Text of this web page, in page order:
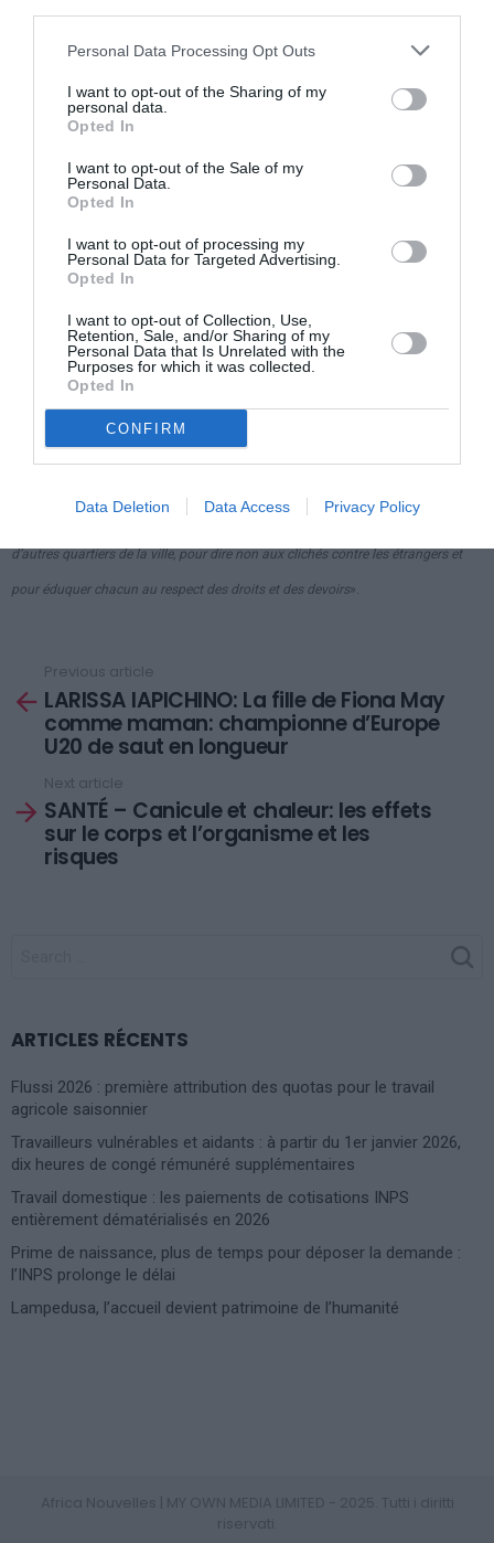
Personal Data Processing Opt Outs
I want to opt-out of the Sharing of my
personal data.
Opted In
I want to opt-out of the Sale of my
Personal Data.
Opted In
I want to opt-out of processing my
Personal Data for Targeted Advertising.
Opted In
I want to opt-out of Collection, Use,
Retention, Sale, and/or Sharing of my
Personal Data that Is Unrelated with the
Purposes for which it was collected.
Opted In
CONFIRM
Data Deletion Data Access Privacy Policy
Les jeunes qui se tournent les pouces toute la
journée, avec une bouteille dans les mains, ne sont
pas une bonne image pour la ville
, a dit Idrissa Gueye,
président de l’Association Sénégalaise.
Le maire Maurizio Rasero, enthousiasmé par
l’initiative, a salué les migrants devant la gare,
ensemble avec la conseillère municipale Mariangela
Cotto, le président du Conseil Municipal Giovanni
Boccia et divers autres conseillers.
des messages très importants à la ville. C’est une initiative à reproduire dans
d’autres quartiers de la ville, pour dire non aux clichés contre les étrangers et
pour éduquer chacun au respect des droits et des devoirs»
more
Previous article
LARISSA IAPICHINO: La fille de Fiona May
comme maman: championne d’Europe
U20 de saut en longueur
Next article
SANTÉ – Canicule et chaleur: les effets
sur le corps et l’organisme et les
risques
ARTICLES RÉCENTS
Flussi 2026 : première attribution des quotas pour le travail
agricole saisonnier
Travailleurs vulnérables et aidants : à partir du 1er janvier 2026,
dix heures de congé rémunéré supplémentaires
Travail domestique : les paiements de cotisations INPS
entièrement dématérialisés en 2026
Prime de naissance, plus de temps pour déposer la demande :
l’INPS prolonge le délai
Lampedusa, l’accueil devient patrimoine de l’humanité